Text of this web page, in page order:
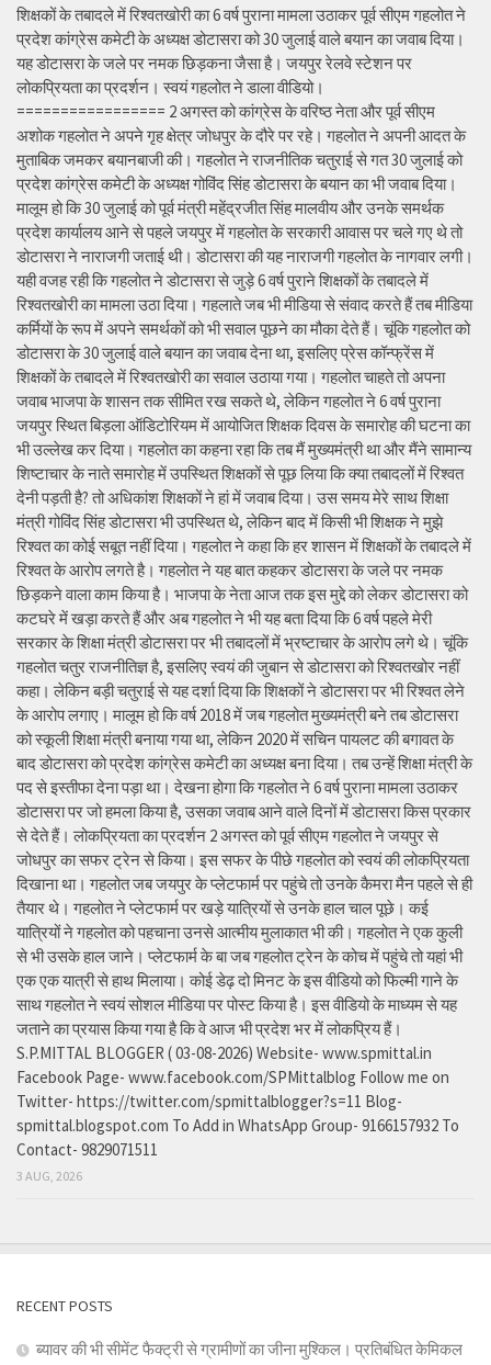
शिक्षकों के तबादले में रिश्वतखोरी का 6 वर्ष पुराना मामला उठाकर पूर्व सीएम गहलोत ने
प्रदेश कांग्रेस कमेटी के अध्यक्ष डोटासरा को 30 जुलाई वाले बयान का जवाब दिया।
यह डोटासरा के जले पर नमक छिड़कना जैसा है। जयपुर रेलवे स्टेशन पर
लोकप्रियता का प्रदर्शन। स्वयं गहलोत ने डाला वीडियो।
================= 2 अगस्त को कांग्रेस के वरिष्ठ नेता और पूर्व सीएम
अशोक गहलोत ने अपने गृह क्षेत्र जोधपुर के दौरे पर रहे। गहलोत ने अपनी आदत के
मुताबिक जमकर बयानबाजी की। गहलोत ने राजनीतिक चतुराई से गत 30 जुलाई को
प्रदेश कांग्रेस कमेटी के अध्यक्ष गोविंद सिंह डोटासरा के बयान का भी जवाब दिया।
मालूम हो कि 30 जुलाई को पूर्व मंत्री महेंद्रजीत सिंह मालवीय और उनके समर्थक
प्रदेश कार्यालय आने से पहले जयपुर में गहलोत के सरकारी आवास पर चले गए थे तो
डोटासरा ने नाराजगी जताई थी। डोटासरा की यह नाराजगी गहलोत के नागवार लगी।
यही वजह रही कि गहलोत ने डोटासरा से जुड़े 6 वर्ष पुराने शिक्षकों के तबादले में
रिश्वतखोरी का मामला उठा दिया। गहलाते जब भी मीडिया से संवाद करते हैं तब मीडिया
कर्मियों के रूप में अपने समर्थकों को भी सवाल पूछने का मौका देते हैं। चूंकि गहलोत को
डोटासरा के 30 जुलाई वाले बयान का जवाब देना था, इसलिए प्रेस कॉन्फ्रेंस में
शिक्षकों के तबादले में रिश्वतखोरी का सवाल उठाया गया। गहलोत चाहते तो अपना
जवाब भाजपा के शासन तक सीमित रख सकते थे, लेकिन गहलोत ने 6 वर्ष पुराना
जयपुर स्थित बिड़ला ऑडिटोरियम में आयोजित शिक्षक दिवस के समारोह की घटना का
भी उल्लेख कर दिया। गहलोत का कहना रहा कि तब मैं मुख्यमंत्री था और मैंने सामान्य
शिष्टाचार के नाते समारोह में उपस्थित शिक्षकों से पूछ लिया कि क्या तबादलों में रिश्वत
देनी पड़ती है? तो अधिकांश शिक्षकों ने हां में जवाब दिया। उस समय मेरे साथ शिक्षा
मंत्री गोविंद सिंह डोटासरा भी उपस्थित थे, लेकिन बाद में किसी भी शिक्षक ने मुझे
रिश्वत का कोई सबूत नहीं दिया। गहलोत ने कहा कि हर शासन में शिक्षकों के तबादले में
रिश्वत के आरोप लगते है। गहलोत ने यह बात कहकर डोटासरा के जले पर नमक
छिड़कने वाला काम किया है। भाजपा के नेता आज तक इस मुद्दे को लेकर डोटासरा को
कटघरे में खड़ा करते हैं और अब गहलोत ने भी यह बता दिया कि 6 वर्ष पहले मेरी
सरकार के शिक्षा मंत्री डोटासरा पर भी तबादलों में भ्रष्टाचार के आरोप लगे थे। चूंकि
गहलोत चतुर राजनीतिज्ञ है, इसलिए स्वयं की जुबान से डोटासरा को रिश्वतखोर नहीं
कहा। लेकिन बड़ी चतुराई से यह दर्शा दिया कि शिक्षकों ने डोटासरा पर भी रिश्वत लेने
के आरोप लगाए। मालूम हो कि वर्ष 2018 में जब गहलोत मुख्यमंत्री बने तब डोटासरा
को स्कूली शिक्षा मंत्री बनाया गया था, लेकिन 2020 में सचिन पायलट की बगावत के
बाद डोटासरा को प्रदेश कांग्रेस कमेटी का अध्यक्ष बना दिया। तब उन्हें शिक्षा मंत्री के
पद से इस्तीफा देना पड़ा था। देखना होगा कि गहलोत ने 6 वर्ष पुराना मामला उठाकर
डोटासरा पर जो हमला किया है, उसका जवाब आने वाले दिनों में डोटासरा किस प्रकार
से देते हैं। लोकप्रियता का प्रदर्शन 2 अगस्त को पूर्व सीएम गहलोत ने जयपुर से
जोधपुर का सफर ट्रेन से किया। इस सफर के पीछे गहलोत को स्वयं की लोकप्रियता
दिखाना था। गहलोत जब जयपुर के प्लेटफार्म पर पहुंचे तो उनके कैमरा मैन पहले से ही
तैयार थे। गहलोत ने प्लेटफार्म पर खड़े यात्रियों से उनके हाल चाल पूछे। कई
यात्रियों ने गहलोत को पहचाना उनसे आत्मीय मुलाकात भी की। गहलोत ने एक कुली
से भी उसके हाल जाने। प्लेटफार्म के बा जब गहलोत ट्रेन के कोच में पहुंचे तो यहां भी
एक एक यात्री से हाथ मिलाया। कोई डेढ़ दो मिनट के इस वीडियो को फिल्मी गाने के
साथ गहलोत ने स्वयं सोशल मीडिया पर पोस्ट किया है। इस वीडियो के माध्यम से यह
जताने का प्रयास किया गया है कि वे आज भी प्रदेश भर में लोकप्रिय हैं।
S.P.MITTAL BLOGGER ( 03-08-2026) Website- www.spmittal.in
Facebook Page- www.facebook.com/SPMittalblog Follow me on
Twitter- https://twitter.com/spmittalblogger?s=11 Blog-
spmittal.blogspot.com To Add in WhatsApp Group- 9166157932 To
Contact- 9829071511
3 AUG, 2026
RECENT POSTS
ब्यावर की भी सीमेंट फैक्ट्री से ग्रामीणों का जीना मुश्किल। प्रतिबंधित केमिकल